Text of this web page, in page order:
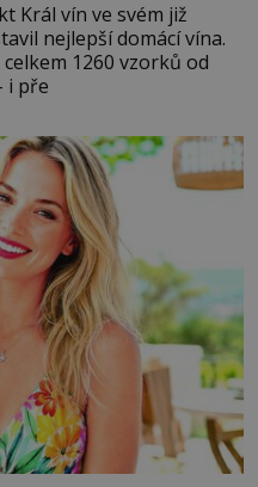
Král vín ve svém již
nejlepší domácí vína.
1260 vzorků od
– i pře